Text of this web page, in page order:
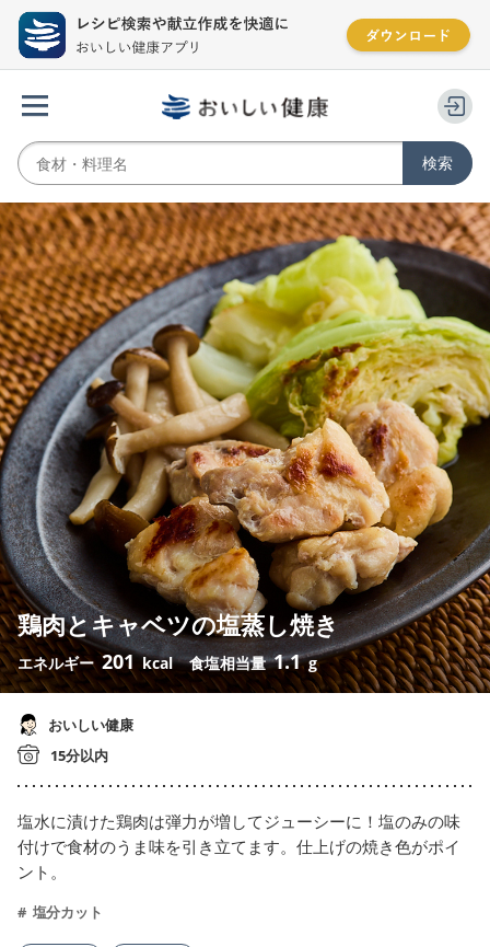
鶏肉とキャベツの塩蒸し焼き
エネルギー 201 kcal 食塩相当量1.1 g
おいしい健康
15分以内
塩水に漬けた鶏肉は弾力が増してジューシーに！塩のみの味
付けで食材のうま味を引き立てます。仕上げの焼き色がポイ
ント。
塩分カット